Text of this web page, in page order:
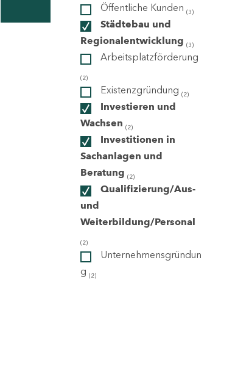
Öffentliche Kunden (3)
Städtebau und
Regionalentwicklung (3)
Arbeitsplatzförderung
(2)
Existenzgründung (2)
Investieren und
Wachsen (2)
Investitionen in
Sachanlagen und
Beratung (2)
Qualifizierung/Aus-
und
Weiterbildung/Personal
(2)
Unternehmensgründun
g (2)